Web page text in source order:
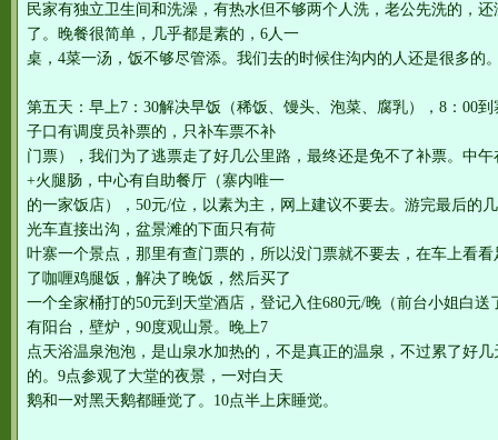
民家有独立卫生间和洗澡，有热水但不够两个人洗，老公先洗的，
了。晚餐很简单，几乎都是素的，6人一
桌，4菜一汤，饭不够尽管添。我们去的时候住沟内的人还是很多的
第五天：早上7：30解决早饭（稀饭、馒头、泡菜、腐乳），8：00
子口有调度员补票的，只补车票不补
门票），我们为了逃票走了好几公里路，最终还是免不了补票。中
+火腿肠，中心有自助餐厅（寨内唯一
的一家饭店），50元/位，以素为主，网上建议不要去。游完最后的
光车直接出沟，盆景滩的下面只有荷
叶寨一个景点，那里有查门票的，所以没门票就不要去，在车上看
了咖喱鸡腿饭，解决了晚饭，然后买了
一个全家桶打的50元到天堂酒店，登记入住680元/晚（前台小姐白
有阳台，壁炉，90度观山景。晚上7
点天浴温泉泡泡，是山泉水加热的，不是真正的温泉，不过累了好
的。9点参观了大堂的夜景，一对白天
鹅和一对黑天鹅都睡觉了。10点半上床睡觉。